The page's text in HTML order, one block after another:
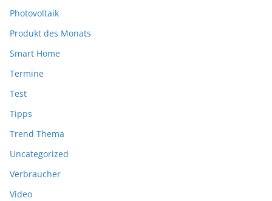
Photovoltaik
Produkt des Monats
Smart Home
Termine
Test
Tipps
Trend Thema
Uncategorized
Verbraucher
Video